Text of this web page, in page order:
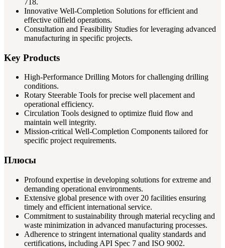
718.
Innovative Well-Completion Solutions for efficient and
effective oilfield operations.
Consultation and Feasibility Studies for leveraging advanced
manufacturing in specific projects.
Key Products
High-Performance Drilling Motors for challenging drilling
conditions.
Rotary Steerable Tools for precise well placement and
operational efficiency.
Circulation Tools designed to optimize fluid flow and
maintain well integrity.
Mission-critical Well-Completion Components tailored for
specific project requirements.
Плюсы
Profound expertise in developing solutions for extreme and
demanding operational environments.
Extensive global presence with over 20 facilities ensuring
timely and efficient international service.
Commitment to sustainability through material recycling and
waste minimization in advanced manufacturing processes.
Adherence to stringent international quality standards and
certifications, including API Spec 7 and ISO 9002.